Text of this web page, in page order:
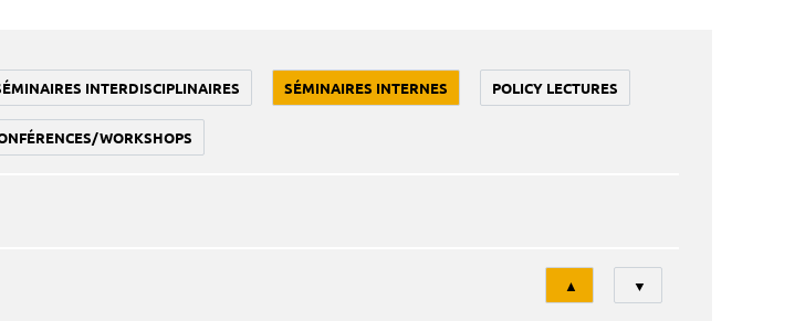
INTERDISCIPLINAIRES SÉMINAIRES INTERNES POLICY LECTURES
WORKSHOPS
Tri
▲ ▼